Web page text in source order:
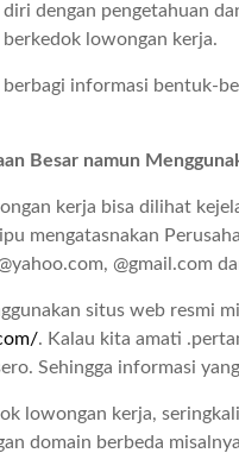
dengan pengetahuan
lowongan kerja.
informasi bentuk-
Besar namun
kerja bisa dilihat
mengatasnakan
@gmail.com
situs web resmi
. Kalau kita amati
Sehingga informasi
lowongan kerja,
domain berbeda